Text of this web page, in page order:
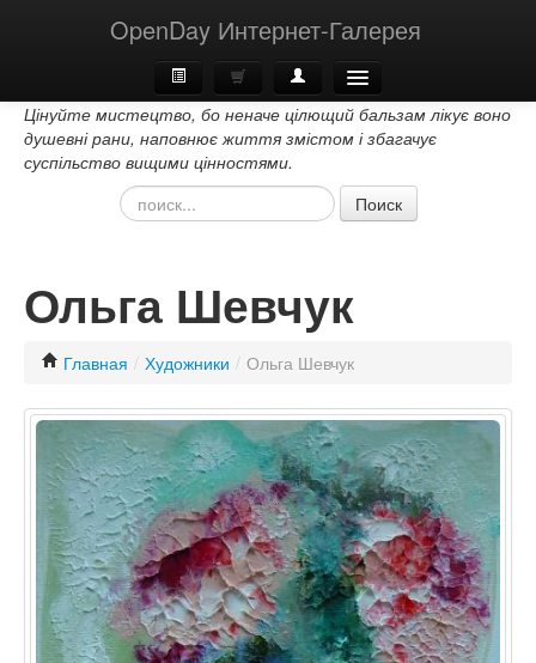
OpenDay Интернет-Галерея
Главная
О Нас
Цінуйте мистецтво, бо неначе цілющий бальзам лікує воно
душевні рани, наповнює життя змістом і збагачує
суспільство вищими цінностями.
Поиск
Ольга Шевчук
Главная / Художники / Ольга Шевчук